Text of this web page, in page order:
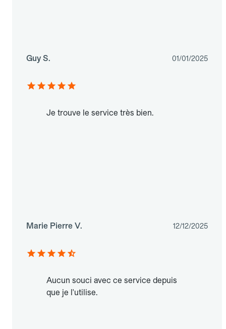
Guy S. 01/01/2025
Je trouve le service très bien.
Marie Pierre V. 12/12/2025
Aucun souci avec ce service depuis
que je l'utilise.